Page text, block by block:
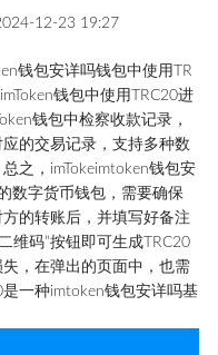
12-23 19:27
钱包安详吗钱包中使用TR
钱包中使用TRC20进
钱包中检察收款记录，
的交易记录，支持多种数
之，imTokeimtoken钱包安
数字货币钱包，需要确保
的转账后，并填写好备注
维码”按钮即可生成TRC20
，在弹出的页面中，也需
一种imtoken钱包安详吗基